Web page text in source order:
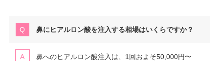
鼻にヒアルロン酸を注入する相場はいくらですか？
鼻へのヒアルロン酸注入は、1回およそ50,000円〜